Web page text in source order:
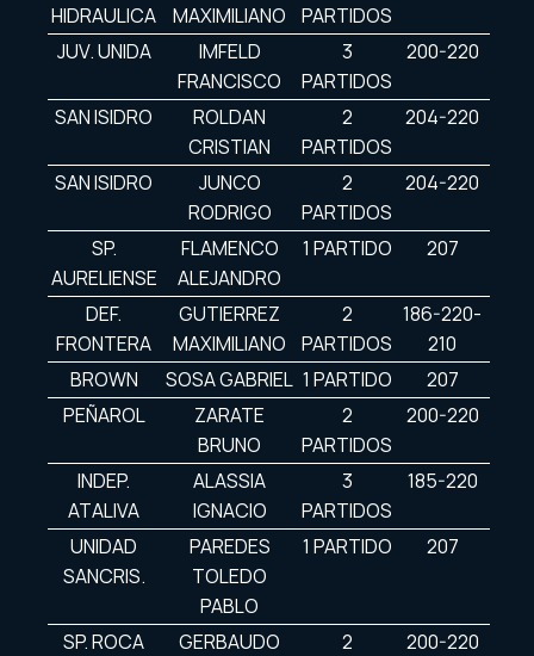
HIDRAULICA
MAXIMILIANO
PARTIDOS
JUV. UNIDA
IMFELD
FRANCISCO
3
PARTIDOS
200-220
SAN ISIDRO
ROLDAN
CRISTIAN
2
PARTIDOS
204-220
SAN ISIDRO
JUNCO
RODRIGO
2
PARTIDOS
204-220
SP.
AURELIENSE
FLAMENCO
ALEJANDRO
1 PARTIDO 207
DEF.
FRONTERA
GUTIERREZ
MAXIMILIANO
2
PARTIDOS
186-220-
210
BROWN
SOSA GABRIEL 1 PARTIDO
207
PEÑAROL
ZARATE
BRUNO
2
PARTIDOS
200-220
INDEP.
ATALIVA
ALASSIA
IGNACIO
3
PARTIDOS
185-220
UNIDAD
SANCRIS.
PAREDES
TOLEDO
PABLO
1 PARTIDO 207
SP. ROCA
GERBAUDO
2
200-220